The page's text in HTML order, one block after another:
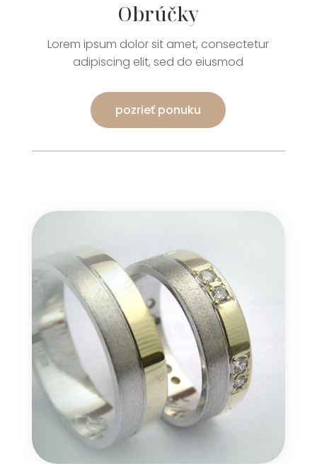
Obrúčky
Lorem ipsum dolor sit amet, consectetur
adipiscing elit, sed do eiusmod
pozrieť ponuku